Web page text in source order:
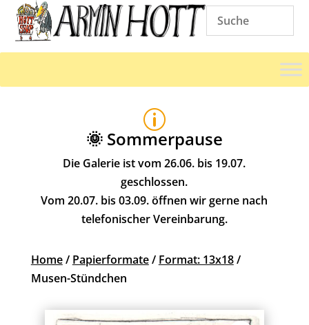
p
🌞 Sommerpause
Die Galerie ist vom 26.06. bis 19.07.
geschlossen.
Vom 20.07. bis 03.09. öffnen wir gerne nach
telefonischer Vereinbarung.
Home/ Papierformate/ Format: 13x18/
Musen-Stündchen